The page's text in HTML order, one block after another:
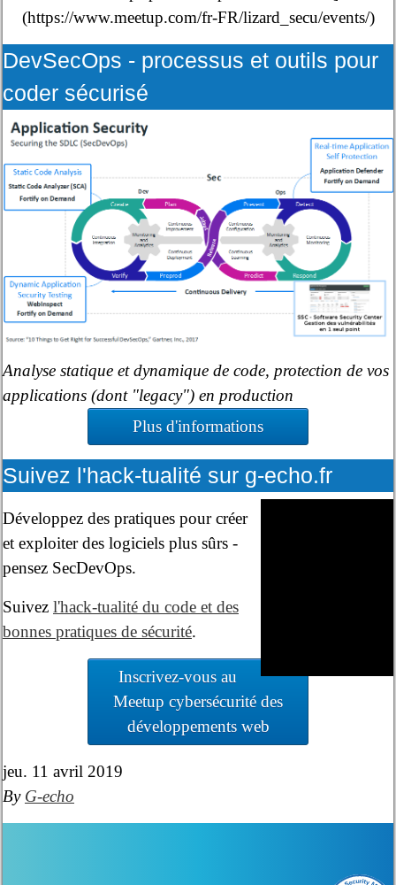
(https://www.meetup.com/fr-FR/lizard_secu/events/)
DevSecOps - processus et outils pour
coder sécurisé
Analyse statique et dynamique de code, protection de vos
applications (dont "legacy") en production
Plus d'informations
Suivez l'hack-tualité sur g-echo.fr
Développez des pratiques pour créer
et exploiter des logiciels plus sûrs -
pensez SecDevOps.
Suivez l'hack-tualité du code et des
bonnes pratiques de sécurité.
Inscrivez-vous au
Meetup cybersécurité des
développements web
jeu. 11 avril 2019
By G-echo